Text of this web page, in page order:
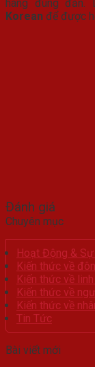
hàng đúng
Korean để được
Đánh giá
Chuyên mục
Hoạt Động & Sự
Kiến thức về
Kiến thức về
Kiến thức về
Kiến thức về
Tin Tức
Bài viết mới